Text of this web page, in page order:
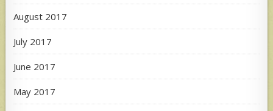
August 2017
July 2017
June 2017
May 2017